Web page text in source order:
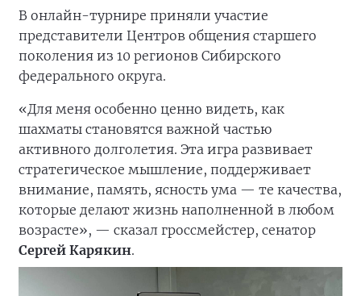
В онлайн-турнире приняли участие
представители Центров общения старшего
поколения из 10 регионов Сибирского
федерального округа.
«Для меня особенно ценно видеть, как
шахматы становятся важной частью
активного долголетия. Эта игра развивает
стратегическое мышление, поддерживает
внимание, память, ясность ума — те качества,
которые делают жизнь наполненной в любом
возрасте», — сказал гроссмейстер, сенатор
Сергей Карякин.